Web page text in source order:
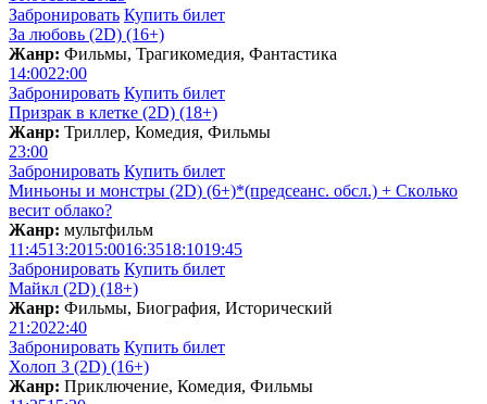
Забронировать Купить билет
За любовь (2D) (16+)
Жанр: Фильмы, Трагикомедия, Фантастика
14:0022:00
Забронировать Купить билет
Призрак в клетке (2D) (18+)
Жанр: Триллер, Комедия, Фильмы
23:00
Забронировать Купить билет
Миньоны и монстры (2D) (6+)*(предсеанс. обсл.) + Скoлько
весит облако?
Жанр: мультфильм
11:4513:2015:0016:3518:1019:45
Забронировать Купить билет
Майкл (2D) (18+)
Жанр: Фильмы, Биография, Исторический
21:2022:40
Забронировать Купить билет
Холоп 3 (2D) (16+)
Жанр: Приключение, Комедия, Фильмы